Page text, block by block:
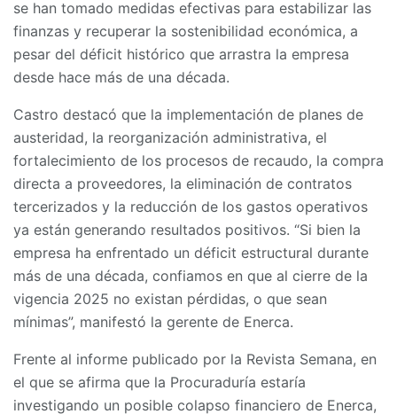
se han tomado medidas efectivas para estabilizar las
finanzas y recuperar la sostenibilidad económica, a
pesar del déficit histórico que arrastra la empresa
desde hace más de una década.
Castro destacó que la implementación de planes de
austeridad, la reorganización administrativa, el
fortalecimiento de los procesos de recaudo, la compra
directa a proveedores, la eliminación de contratos
tercerizados y la reducción de los gastos operativos
ya están generando resultados positivos. “Si bien la
empresa ha enfrentado un déficit estructural durante
más de una década, confiamos en que al cierre de la
vigencia 2025 no existan pérdidas, o que sean
mínimas”, manifestó la gerente de Enerca.
Frente al informe publicado por la Revista Semana, en
el que se afirma que la Procuraduría estaría
investigando un posible colapso financiero de Enerca,